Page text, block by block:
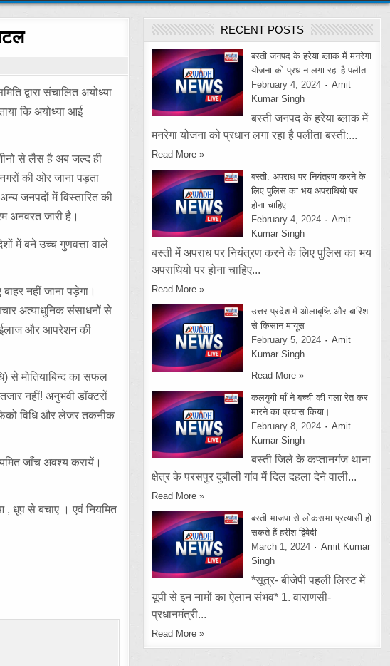
द्वारा संचालित अयोध्या
कि अयोध्या आई
से लैस है अब जल्द ही
की ओर जाना पड़ता
जनपदों में विस्तारित की
अनवरत जारी है।
में बने उच्च गुणवत्ता वाले
नहीं जाना पड़ेगा।
अत्याधुनिक संसाधनोें से
ईलाज और आपरेशन की
से मोतियाबिन्द का सफल
नहीं! अनुभवी डॉक्टरों
विधि और लेजर तकनीक
जाँच अवश्य करायें।
धूप से बचाए । एवं नियमित
RECENT POSTS
बस्ती जनपद के हरेया ब्लाक में मनरेगा
योजना को प्रधान लगा रहा है पलीता
February 4, 2024
Amit
Kumar Singh
बस्ती जनपद के हरेया ब्लाक में
मनरेगा योजना को प्रधान लगा रहा है पलीता बस्ती:...
Read More »
बस्ती: अपराध पर नियंत्रण करने के
लिए पुलिस का भय अपराधियो पर
होना चाहिए
February 4, 2024
Amit
Kumar Singh
बस्ती में अपराध पर नियंत्रण करने के लिए पुलिस का भय
अपराधियो पर होना चाहिए...
Read More »
उत्तर प्रदेश में ओलाबृष्टि और बारिश
से किसान मायूस
February 5, 2024
Amit
Kumar Singh
Read More »
कलयुगी माँ ने बच्ची की गला रेत कर
मारने का प्रयास किया।
February 8, 2024
Amit
Kumar Singh
बस्ती जिले के कप्तानगंज थाना
क्षेत्र के परसपुर दुबौली गांव में दिल दहला देने वाली...
Read More »
बस्ती भाजपा से लोकसभा प्रत्यासी हो
सकते हैं हरीश द्विवेदी
March 1, 2024
Amit Kumar
Singh
*सूत्र- बीजेपी पहली लिस्ट में
यूपी से इन नामों का ऐलान संभव* 1. वाराणसी-
प्रधानमंत्री...
Read More »